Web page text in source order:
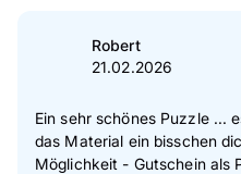
Robert
21.02.2026
Ein sehr schönes Puzzle ...
das Material ein bisschen
Möglichkeit - Gutschein als